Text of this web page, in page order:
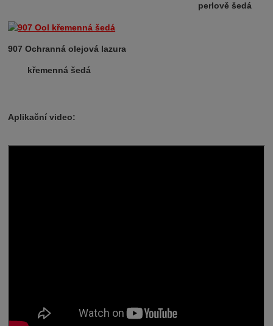
perlově šedá
907 Ochranná olejová lazura
křemenná šedá
Aplikační video: